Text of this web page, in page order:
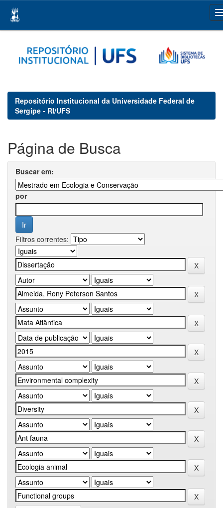
navigation
Repositório Institucional da Universidade Federal de
Sergipe - RI/UFS
Página de Busca
Buscar em:
por
Filtros correntes: